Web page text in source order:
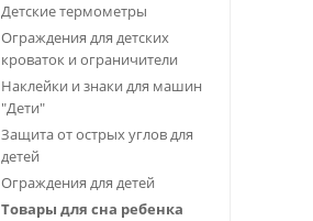
Детские термометры
Ограждения для детских
кроваток и ограничители
Наклейки и знаки для машин
"Дети"
Защита от острых углов для
детей
Ограждения для детей
Товары для сна ребенка